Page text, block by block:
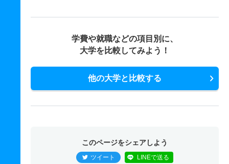
学費や就職などの項目別に、
大学を比較してみよう！
他の大学と比較する
このページをシェアしよう
ツイート LINEで送る